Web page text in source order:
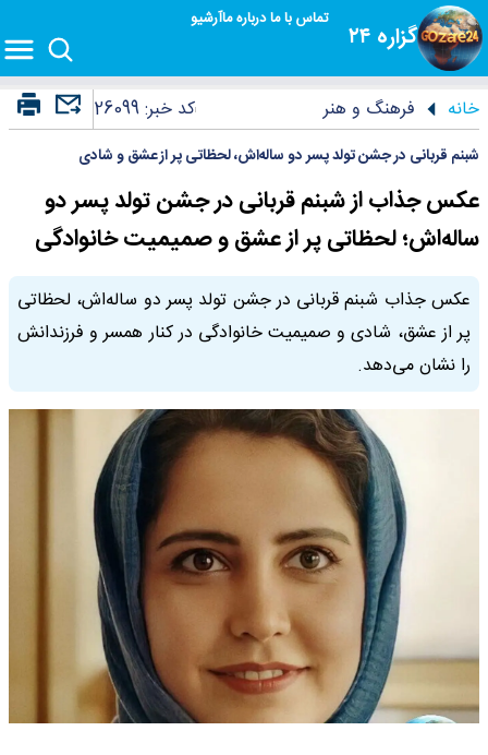
گزاره ۲۴
تماس با مادرباره ماآرشیو
خانه فرهنگ و هنر کد خبر:26099
شبنم قربانی در جشن تولد پسر دو ساله‌اش، لحظاتی پر از عشق و شادی
عکس جذاب از شبنم قربانی در جشن تولد پسر دو
ساله‌اش؛ لحظاتی پر از عشق و صمیمیت خانوادگی
عکس جذاب شبنم قربانی در جشن تولد پسر دو ساله‌اش، لحظاتی
پر از عشق، شادی و صمیمیت خانوادگی در کنار همسر و فرزندانش
را نشان می‌دهد.